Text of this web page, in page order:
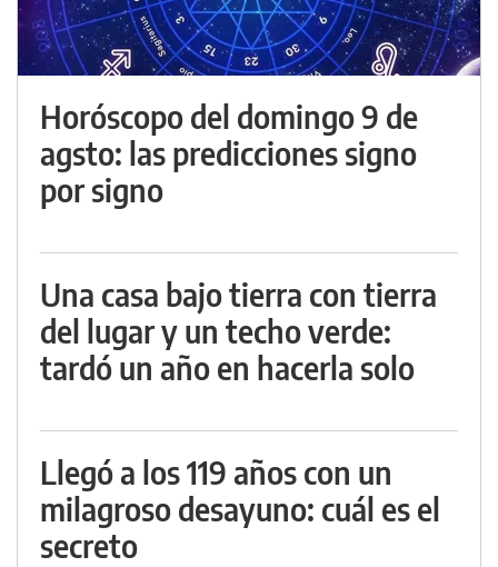
Horóscopo del domingo 9 de
agsto: las predicciones signo
por signo
Una casa bajo tierra con tierra
del lugar y un techo verde:
tardó un año en hacerla solo
Llegó a los 119 años con un
milagroso desayuno: cuál es el
secreto